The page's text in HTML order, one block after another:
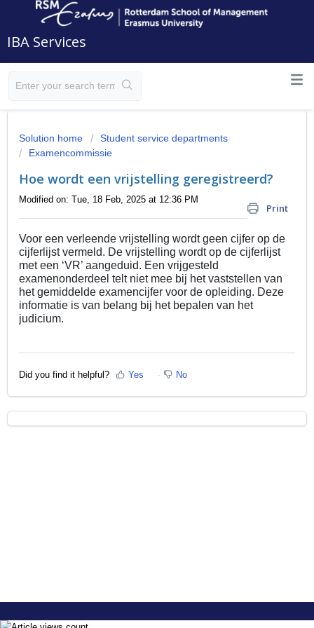
IBA Services
Solution home
Student service departments
Examencommissie
Hoe wordt een vrijstelling geregistreerd?
Print
Modified on: Tue, 18 Feb, 2025 at 12:36 PM
Voor een verleende vrijstelling wordt geen cijfer op de
cijferlijst vermeld. De vrijstelling wordt op de cijferlijst
met een ‘VR’ aangeduid. Een vrijgesteld
examenonderdeel telt niet mee bij het vaststellen van
het gemiddelde examencijfer voor de opleiding. Deze
informatie is van belang bij het bepalen van het
judicium.
Did you find it helpful? Yes No